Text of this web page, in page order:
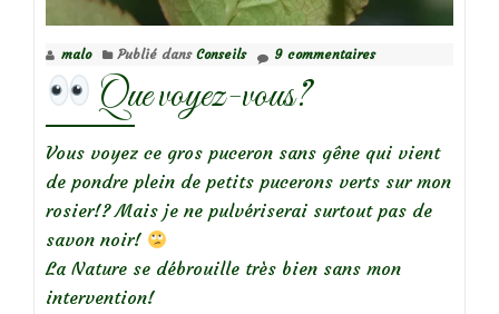
malo Publié dans Conseils 9 commentaires
Que voyez-vous?
Vous voyez ce gros puceron sans gêne qui vient
de pondre plein de petits pucerons verts sur mon
rosier!? Mais je ne pulvériserai surtout pas de
savon noir!
La Nature se débrouille très bien sans mon
intervention!